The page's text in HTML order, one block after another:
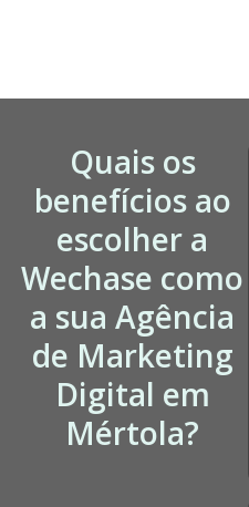
Quais os
benefícios ao
escolher a
Wechase como
a sua Agência
de Marketing
Digital em
Mértola?